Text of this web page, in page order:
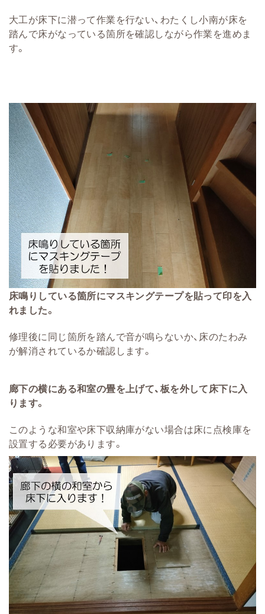
大工が床下に潜って作業を行ない、わたくし小南が床を
踏んで床がなっている箇所を確認しながら作業を進めま
す。
床鳴りしている箇所にマスキングテープを貼って印を入
れました。
修理後に同じ箇所を踏んで音が鳴らないか、床のたわみ
が解消されているか確認します。
廊下の横にある和室の畳を上げて、板を外して床下に入
ります。
このような和室や床下収納庫がない場合は床に点検庫を
設置する必要があります。